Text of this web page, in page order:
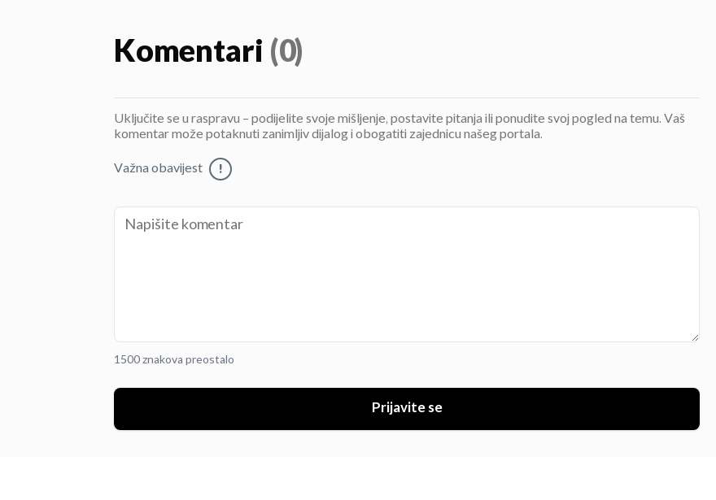
Komentari (0)
Uključite se u raspravu – podijelite svoje mišljenje, postavite pitanja ili ponudite svoj pogled na temu. Vaš
komentar može potaknuti zanimljiv dijalog i obogatiti zajednicu našeg portala.
Važna obavijest !
1500 znakova preostalo
Prijavite se